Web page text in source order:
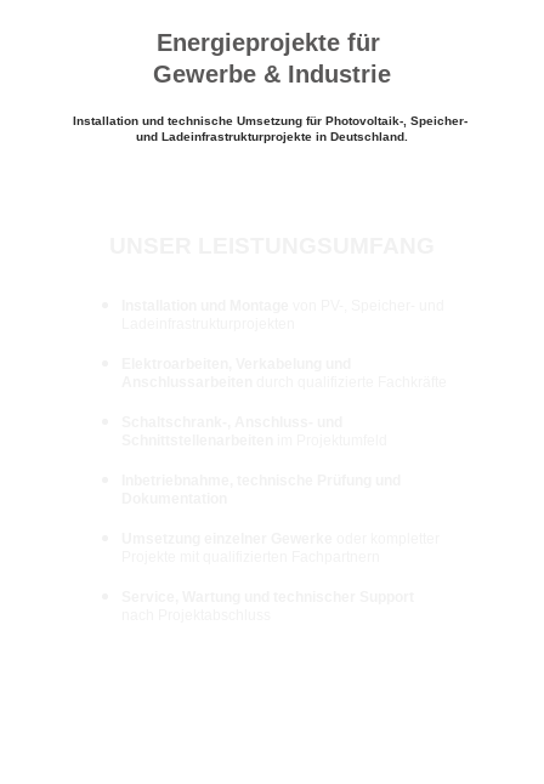
Energieprojekte für
Gewerbe & Industrie
Installation und technische Umsetzung für Photovoltaik-, Speicher-
und Ladeinfrastrukturprojekte in Deutschland.